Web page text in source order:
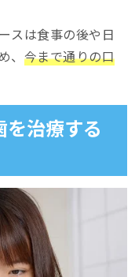
スは食事の後や日
今まで通りの口
治療する